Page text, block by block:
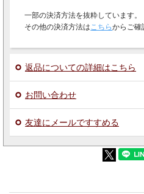
一部の決済方法を抜粋しています。
その他の決済方法はこちらからご確
返品についての詳細はこちら
お問い合わせ
友達にメールですすめる